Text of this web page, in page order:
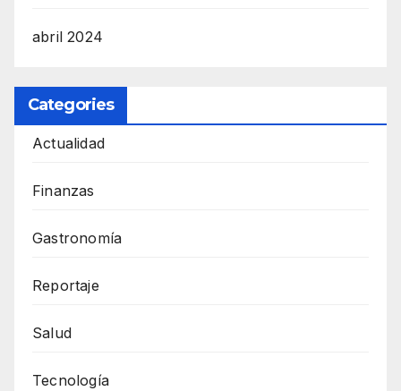
abril 2024
Categories
Actualidad
Finanzas
Gastronomía
Reportaje
Salud
Tecnología